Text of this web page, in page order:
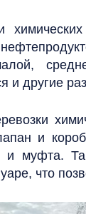
и другие
и
и муфта.
что